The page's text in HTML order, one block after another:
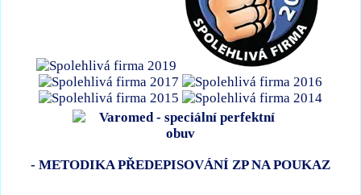
- METODIKA PŘEDEPISOVÁNÍ ZP NA POUKAZ